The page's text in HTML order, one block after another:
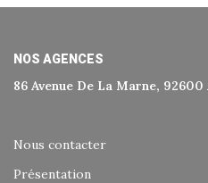
NOS AGENCES
86 Avenue De La Marne,
Nous contacter
Présentation